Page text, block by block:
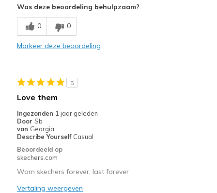
Stylish
Beste toepassingen
Casual Wear
Sizing
Feels true to size
View On Shoes
Was deze beoordeling behulpzaam?
0 0
Markeer deze beoordeling
5
Love them
Ingezonden 1 jaar geleden
Door Sb
van Georgia
Describe Yourself Casual
Beoordeeld op
skechers.com
Worn skechers forever, last forever
Vertaling weergeven